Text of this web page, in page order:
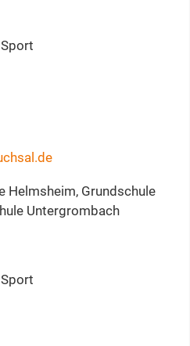
Helmsheim, Grundschule
Untergrombach